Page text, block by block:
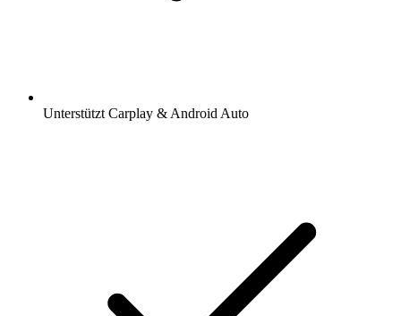
Unterstützt Carplay & Android Auto